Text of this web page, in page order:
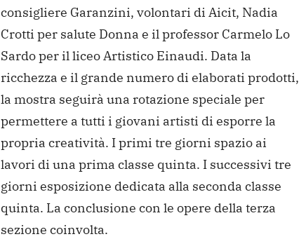
consigliere Garanzini, volontari di Aicit, Nadia
Crotti per salute Donna e il professor Carmelo Lo
Sardo per il liceo Artistico Einaudi. Data la
ricchezza e il grande numero di elaborati prodotti,
la mostra seguirà una rotazione speciale per
permettere a tutti i giovani artisti di esporre la
propria creatività. I primi tre giorni spazio ai
lavori di una prima classe quinta. I successivi tre
giorni esposizione dedicata alla seconda classe
quinta. La conclusione con le opere della terza
sezione coinvolta.